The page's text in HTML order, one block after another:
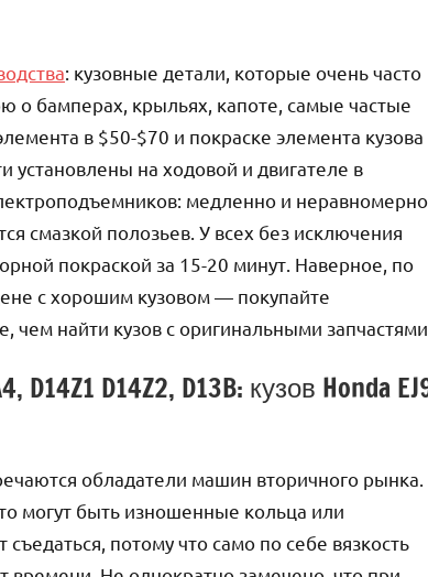
: кузовные детали, которые очень часто
о бамперах, крыльях, капоте, самые частые
в $50-$70 и покраске элемента кузова
установлены на ходовой и двигателе в
медленно и неравномерно
смазкой полозьев. У всех без исключения
покраской за 15-20 минут. Наверное, по
с хорошим кузовом — покупайте
чем найти кузов с оригинальными запчастями.
D14Z2, D13B: кузов Honda
обладатели машин вторичного рынка.
могут быть изношенные кольца или
потому что само по себе вязкость